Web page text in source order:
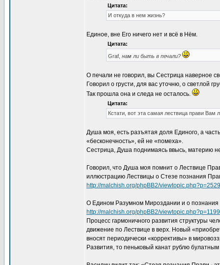
Цитата:
И откуда в нем жизнь?
Единое, вне Его ничего нет и всё в Нём.
Цитата:
Graf, нам ли быть в печали?
О печали не говорил, вы Сестрица наверное
Говорил о грусти, для вас уточню, о светлой
Так прошла она и следа не осталось.
Цитата:
Кстати, вот эта самая лествица прави Вам
Душа моя, есть разъятая доля Единого, а
«бесконечность», ей не «помеха».
Сестрица, Душа поднимаясь ввысь, материю
Говорил, что Душа моя помнит о Лествице
иллюстрацию Лествицы о Стезе познания
http://malchish.org/phpBB2/
О Едином Разумном Мироздании и о познания
http://malchish.org/phpBB2/
Процесс гармоничного развития структуры
движение по Лествице в верх. Новый
вносят периодически «коррективы» в
Развития, то пеньковый канат рублю